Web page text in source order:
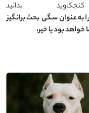
بدانید
به عنوان سگی بحث ‌برانگیز
بود یا خیر،